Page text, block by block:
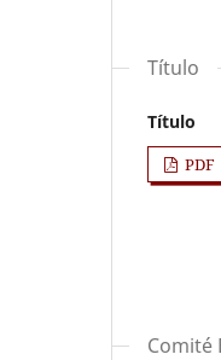
Título
Título
PDF
Comité